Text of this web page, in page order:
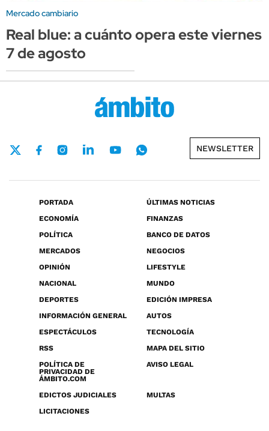
Mercado cambiario
Real blue: a cuánto opera este viernes
7 de agosto
NEWSLETTER
PORTADA
ÚLTIMAS NOTICIAS
ECONOMÍA
FINANZAS
POLÍTICA
BANCO DE DATOS
MERCADOS
NEGOCIOS
OPINIÓN
LIFESTYLE
NACIONAL
MUNDO
DEPORTES
EDICIÓN IMPRESA
INFORMACIÓN GENERAL
AUTOS
ESPECTÁCULOS
TECNOLOGÍA
RSS
MAPA DEL SITIO
POLÍTICA DE
PRIVACIDAD DE
ÁMBITO.COM
AVISO LEGAL
EDICTOS JUDICIALES
MULTAS
LICITACIONES